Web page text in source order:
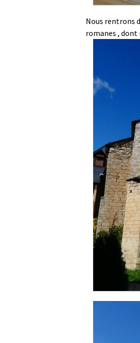
Nous rentrons
romanes , dont